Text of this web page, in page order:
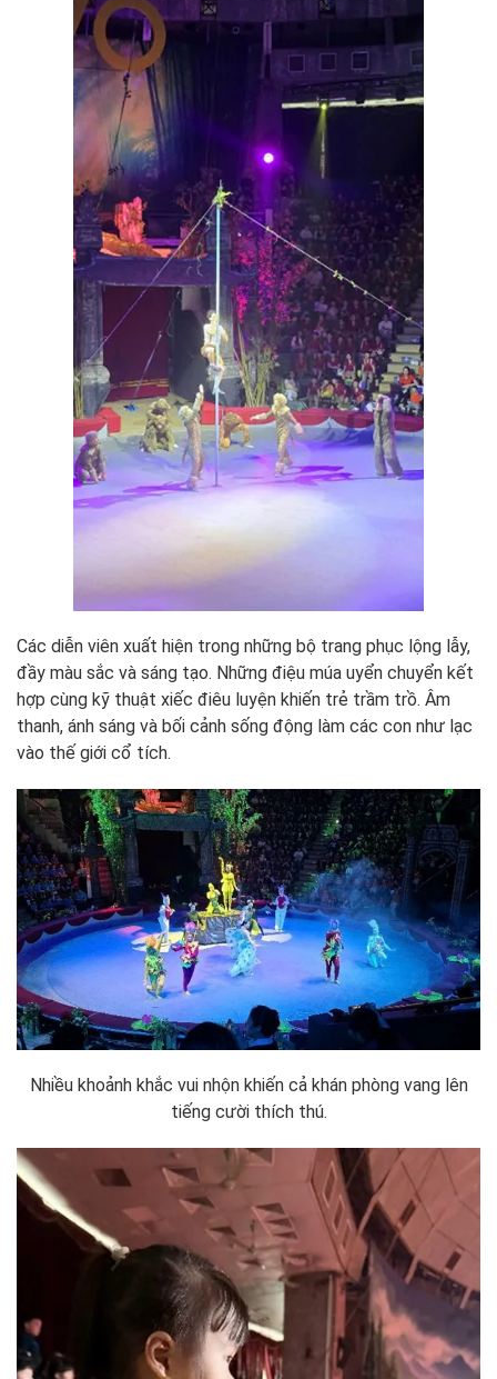
Các diễn viên xuất hiện trong những bộ trang phục lộng lẫy,
đầy màu sắc và sáng tạo. Những điệu múa uyển chuyển kết
hợp cùng kỹ thuật xiếc điêu luyện khiến trẻ trầm trồ. Âm
thanh, ánh sáng và bối cảnh sống động làm các con như lạc
vào thế giới cổ tích.
Nhiều khoảnh khắc vui nhộn khiến cả khán phòng vang lên
tiếng cười thích thú.